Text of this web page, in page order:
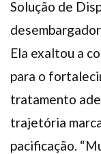
Solução de
Ela exaltou a
para o
tratamento
trajetória
pacificação.